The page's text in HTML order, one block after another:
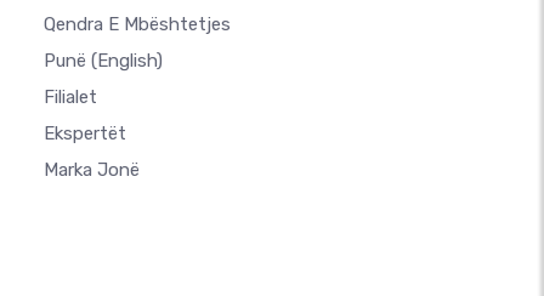
Qendra E Mbështetjes
Punë (English)
Filialet
Ekspertët
Marka Jonë